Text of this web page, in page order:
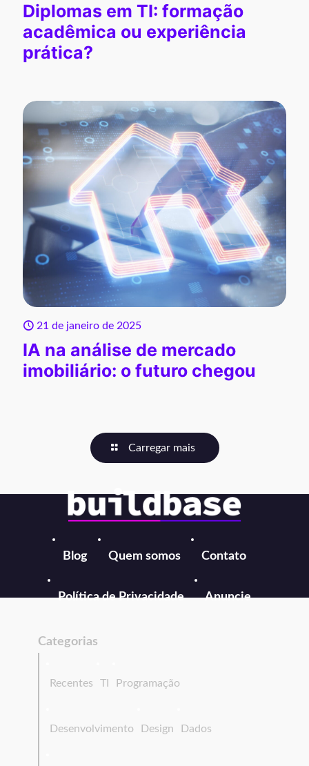
Diplomas em TI: formação
acadêmica ou experiência
prática?
21 de janeiro de 2025
IA na análise de mercado
imobiliário: o futuro chegou
Carregar mais
Blog Quem somos Contato
Política de Privacidade Anuncie
Categorias
Recentes TI Programação
Desenvolvimento Design Dados